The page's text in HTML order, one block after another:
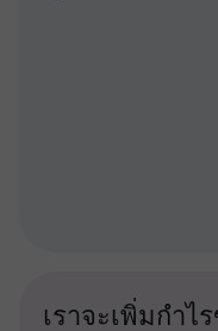
เราจะเพิ่มกำไ